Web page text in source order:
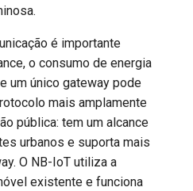
é importante
o consumo de energia
um único gateway pode
mais amplamente
pública: tem um alcance
urbanos e suporta mais
O NB-IoT utiliza a
existente e funciona